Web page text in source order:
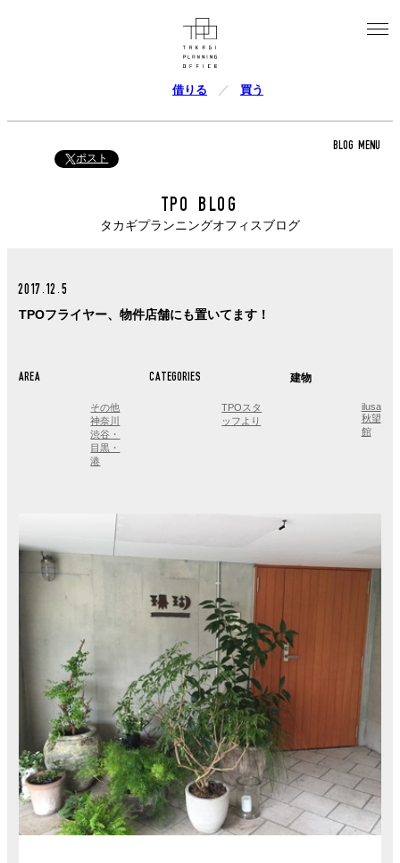
借りる 買う
ポスト
BLOG MENU
TPO BLOG
タカギプランニングオフィスブログ
2017.12.5
TPOフライヤー、物件店舗にも置いてます！
AREA
その他
神奈川
渋谷・
目黒・
港
CATEGORIES
TPOスタ
ッフより
建物
ilusa
秋望
館